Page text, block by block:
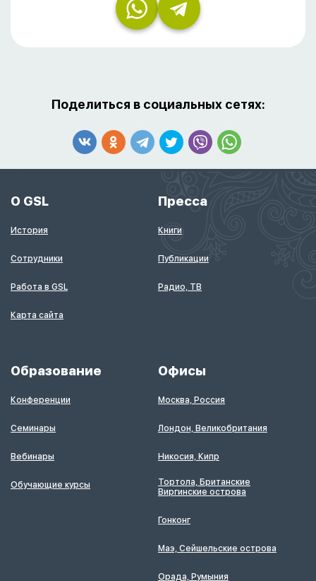
Поделиться в социальных сетях:
О GSL
История
Сотрудники
Работа в GSL
Карта сайта
Пресса
Книги
Публикации
Радио, ТВ
Образование
Конференции
Семинары
Вебинары
Обучающие курсы
Офисы
Москва, Россия
Лондон, Великобритания
Никосия, Кипр
Тортола, Британские
Виргинские острова
Гонконг
Маэ, Сейшельские острова
Орада, Румыния